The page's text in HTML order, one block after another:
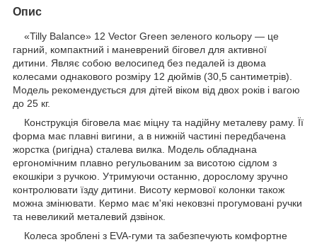
Опис
«Tilly Balance» 12 Vector Green зеленого кольору — це
гарний, компактний і маневрений біговел для активної
дитини. Являє собою велосипед без педалей із двома
колесами однакового розміру 12 дюймів (30,5 сантиметрів).
Модель рекомендується для дітей віком від двох років і вагою
до 25 кг.
Конструкція біговела має міцну та надійну металеву раму. Її
форма має плавні вигини, а в нижній частині передбачена
жорстка (ригідна) сталева вилка. Модель обладнана
ергономічним плавно регульованим за висотою сідлом з
екошкіри з ручкою. Утримуючи останню, дорослому зручно
контролювати їзду дитини. Висоту кермової колонки також
можна змінювати. Кермо має м'які нековзні прогумовані ручки
та невеликий металевий дзвінок.
Колеса зроблені з EVA-гуми та забезпечують комфортне